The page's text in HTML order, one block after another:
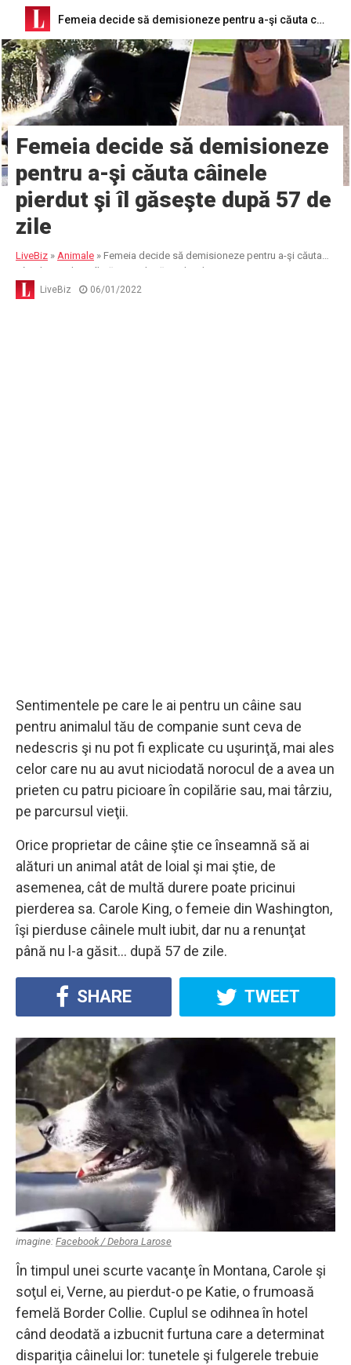
Femeia decide să demisioneze pentru a-şi căuta câinele pierdut şi îl găseşte după 57 de zile
Femeia decide să demisioneze
pentru a-şi căuta câinele
pierdut şi îl găseşte după 57 de
zile
LiveBiz » Animale » Femeia decide să demisioneze pentru a-şi căuta
câinele pierdut şi îl găseşte după 57 de zile
LiveBiz 06/01/2022
Sentimentele pe care le ai pentru un câine sau
pentru animalul tău de companie sunt ceva de
nedescris şi nu pot fi explicate cu uşurinţă, mai ales
celor care nu au avut niciodată norocul de a avea un
prieten cu patru picioare în copilărie sau, mai târziu,
pe parcursul vieţii.
Orice proprietar de câine ştie ce înseamnă să ai
alături un animal atât de loial şi mai ştie, de
asemenea, cât de multă durere poate pricinui
pierderea sa. Carole King, o femeie din Washington,
îşi pierduse câinele mult iubit, dar nu a renunţat
până nu l-a găsit… după 57 de zile.
SHARE TWEET
imagine: Facebook / Debora Larose
În timpul unei scurte vacanţe în Montana, Carole şi
soţul ei, Verne, au pierdut-o pe Katie, o frumoasă
femelă Border Collie. Cuplul se odihnea în hotel
când deodată a izbucnit furtuna care a determinat
dispariţia câinelui lor: tunetele şi fulgerele trebuie